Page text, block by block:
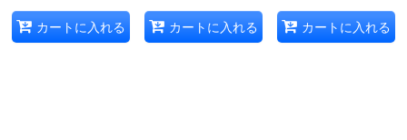
カートに入れる カートに入れる カートに入れる